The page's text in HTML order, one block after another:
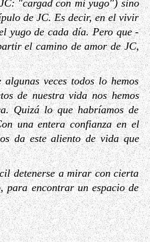
"cargad con mi yugo") sino
de JC. Es decir, en el vivir
yugo de cada día. Pero que -
el camino de amor de JC,
veces todos lo hemos
de nuestra vida nos hemos
Quizá lo que habríamos de
una entera confianza en el
da este aliento de vida que
detenerse a mirar con cierta
para encontrar un espacio de